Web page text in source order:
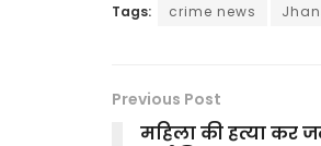
Tags: crime news
Previous Post
महिला की हत्या कर